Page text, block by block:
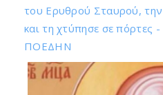
του Ερυθρού Σταυρού,
και τη χτύπησε σε πόρτες -
ΠΟΕΔΗΝ